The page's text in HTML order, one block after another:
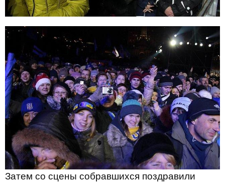
Затем со сцены собравшихся поздравили